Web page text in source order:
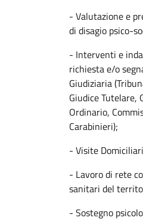
- Valutazione e
di disagio psico-
- Interventi e
richiesta e/o
Giudiziaria
Giudice Tutelare,
Ordinario,
Carabinieri);
- Visite
- Lavoro di rete
sanitari del
- Sostegno